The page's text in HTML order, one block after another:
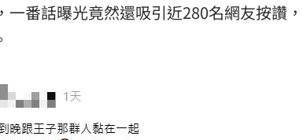
一番話曝光竟然還吸引近280名網友按讚